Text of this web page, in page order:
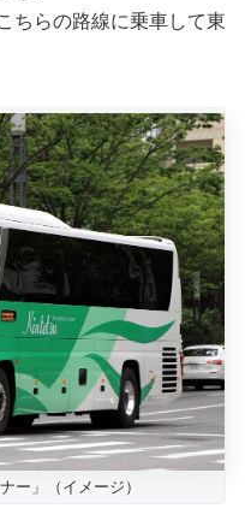
ちらの路線に乗車して東
ー」（イメージ）